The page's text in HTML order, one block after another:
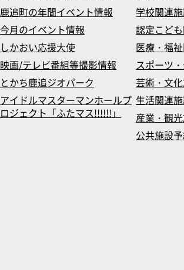
鹿追町の年間イベント情報
今月のイベント情報
しかおい応援大使
映画/テレビ番組等撮影情報
とかち鹿追ジオパーク
アイドルマスターマンホールプ
ロジェクト「ふたマス!!!!!!」
学校関連
認定こど
医療・福
スポーツ
芸術・文
生活関連
産業・観
公共施設